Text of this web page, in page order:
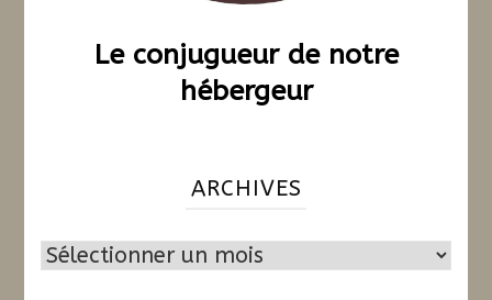
Le conjugueur de notre
hébergeur
ARCHIVES
Archives